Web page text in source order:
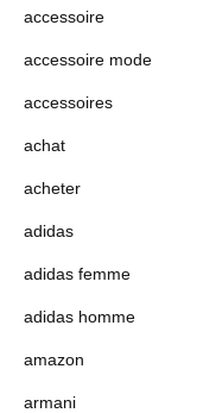
accessoire
accessoire mode
accessoires
achat
acheter
adidas
adidas femme
adidas homme
amazon
armani